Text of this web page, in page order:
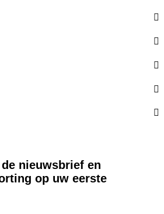
nieuwsbrief en
op uw eerste